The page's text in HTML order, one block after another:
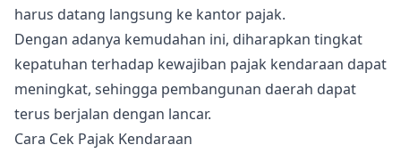
harus datang langsung ke kantor pajak.
Dengan adanya kemudahan ini, diharapkan tingkat
kepatuhan terhadap kewajiban pajak kendaraan dapat
meningkat, sehingga pembangunan daerah dapat
terus berjalan dengan lancar.
Cara Cek Pajak Kendaraan